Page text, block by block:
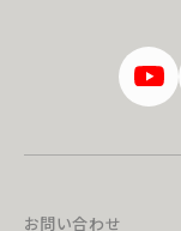
お問い合わせ